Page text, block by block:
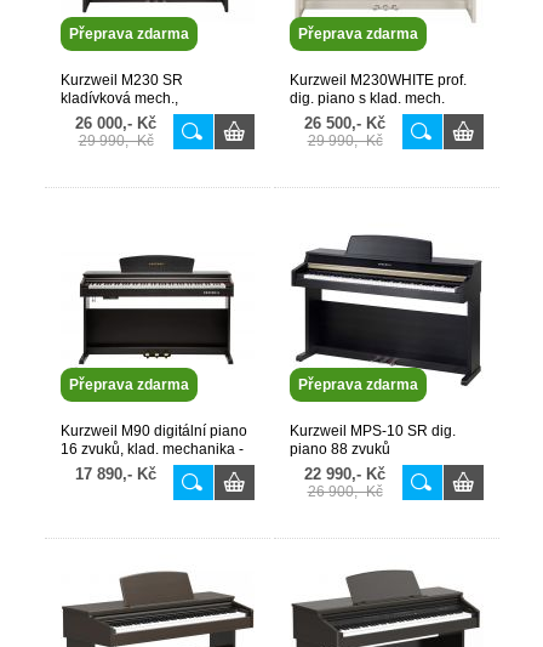
Přeprava zdarma
Kurzweil M230 SR
kladívková mech.,
128hlasů,30 zvuků,USB
MIDI,výukový systém TOP
26 000,- Kč
29 990,- Kč
Přeprava zdarma
Kurzweil M230WHITE prof.
dig. piano s klad. mech.
30zvuků, 128hlasů AKCE!!
26 500,- Kč
29 990,- Kč
Přeprava zdarma
Kurzweil M90 digitální piano
16 zvuků, klad. mechanika -
novinka
17 890,- Kč
Přeprava zdarma
Kurzweil MPS-10 SR dig.
piano 88 zvuků
22 990,- Kč
26 900,- Kč